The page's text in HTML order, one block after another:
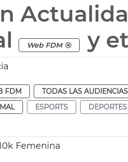
Web FDM y
FDM TODAS LAS AUDIENCIAS
ESPORTS DEPORTES
Femenina